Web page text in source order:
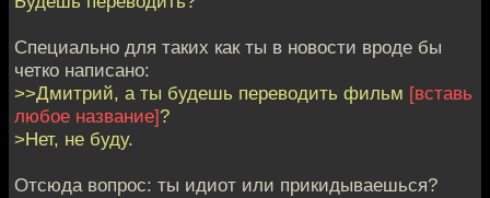
Специально для таких как ты в новости вроде бы
четко написано:
>>Дмитрий, а ты будешь переводить фильм [вставь
любое название]?
>Нет, не буду.
Отсюда вопрос: ты идиот или прикидываешься?